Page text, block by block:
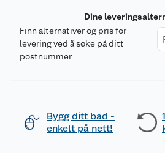
Dine
Finn alternativer og pris for
levering ved å søke på ditt
postnummer
Bygg ditt bad -
enkelt på nett!